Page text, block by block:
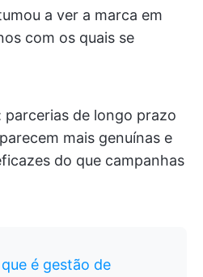
a ver a marca em
com os quais se
parcerias de longo prazo
mais genuínas e
do que campanhas
é gestão de